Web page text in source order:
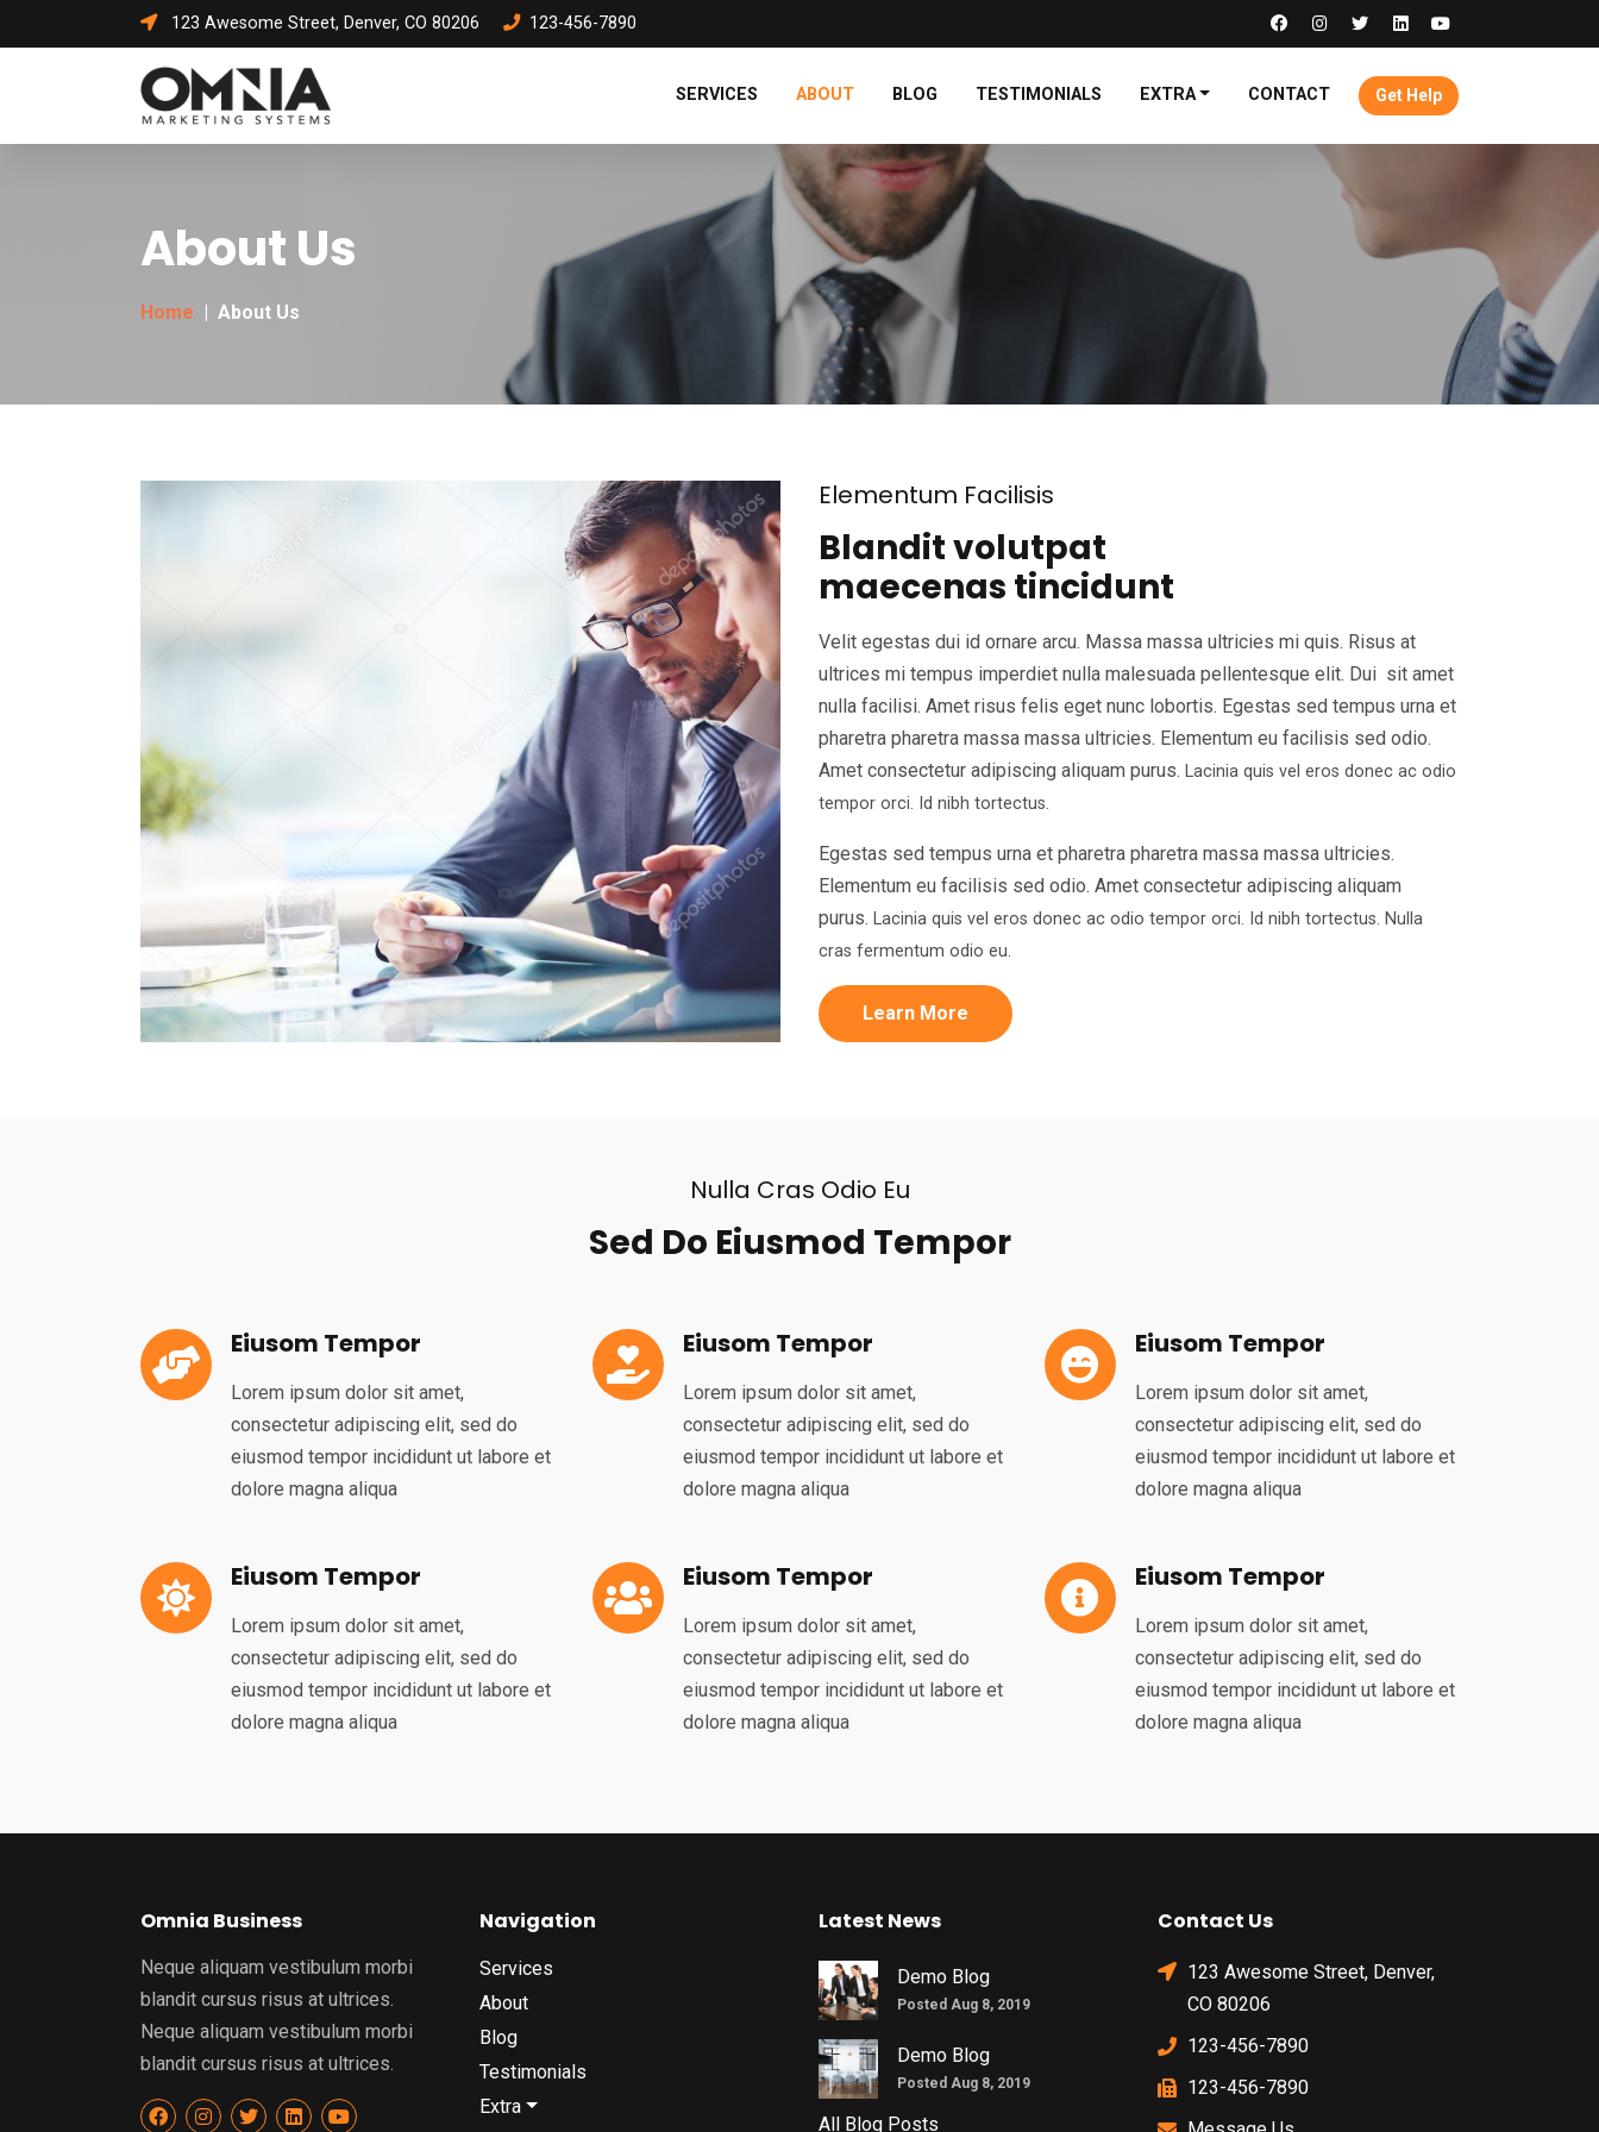
123 Awesome Street, Denver, CO 80206 123-456-7890
SERVICES ABOUT BLOG TESTIMONIALS EXTRA CONTACT Get Help
About Us
Home | About Us
Elementum Facilisis
Blandit volutpat
maecenas tincidunt
Velit egestas dui id ornare arcu. Massa massa ultricies mi quis. Risus at
ultrices mi tempus imperdiet nulla malesuada pellentesque elit. Dui sit amet
nulla facilisi. Amet risus felis eget nunc lobortis. Egestas sed tempus urna et
pharetra pharetra massa massa ultricies. Elementum eu facilisis sed odio.
Amet consectetur adipiscing aliquam purus. Lacinia quis vel eros donec ac odio
tempor orci. Id nibh tortectus.
Egestas sed tempus urna et pharetra pharetra massa massa ultricies.
Elementum eu facilisis sed odio. Amet consectetur adipiscing aliquam
purus. Lacinia quis vel eros donec ac odio tempor orci. Id nibh tortectus. Nulla
cras fermentum odio eu.
Learn More
Nulla Cras Odio Eu
Sed Do Eiusmod Tempor
Eiusom Tempor
Lorem ipsum dolor sit amet,
consectetur adipiscing elit, sed do
eiusmod tempor incididunt ut labore et
dolore magna aliqua
Eiusom Tempor
Lorem ipsum dolor sit amet,
consectetur adipiscing elit, sed do
eiusmod tempor incididunt ut labore et
dolore magna aliqua
Eiusom Tempor
Lorem ipsum dolor sit amet,
consectetur adipiscing elit, sed do
eiusmod tempor incididunt ut labore et
dolore magna aliqua
Eiusom Tempor
Lorem ipsum dolor sit amet,
consectetur adipiscing elit, sed do
eiusmod tempor incididunt ut labore et
dolore magna aliqua
Eiusom Tempor
Lorem ipsum dolor sit amet,
consectetur adipiscing elit, sed do
eiusmod tempor incididunt ut labore et
dolore magna aliqua
Eiusom Tempor
Lorem ipsum dolor sit amet,
consectetur adipiscing elit, sed do
eiusmod tempor incididunt ut labore et
dolore magna aliqua
Omnia Business
Neque aliquam vestibulum morbi
blandit cursus risus at ultrices.
Neque aliquam vestibulum morbi
blandit cursus risus at ultrices.
Navigation
Services
About
Blog
Testimonials
Extra
Latest News
Demo Blog
Posted Aug 8, 2019
Demo Blog
Posted Aug 8, 2019
All Blog Posts
Contact Us
123 Awesome Street, Denver,
CO 80206
123-456-7890
123-456-7890